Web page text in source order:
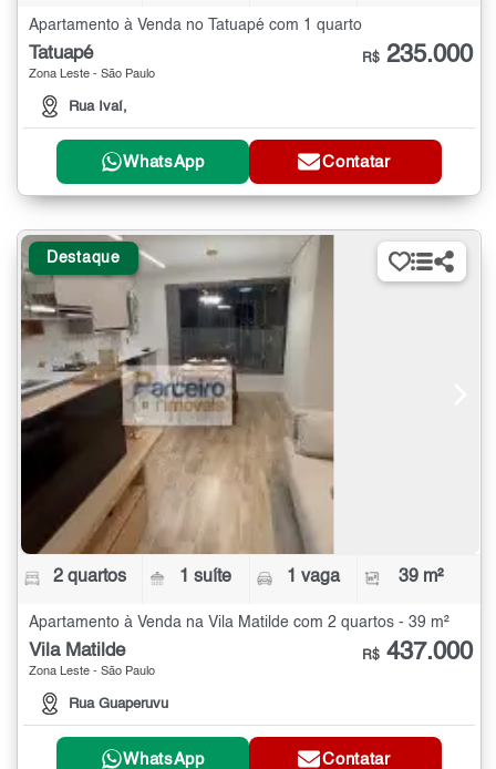
Apartamento à Venda no Tatuapé com 1 quarto
Tatuapé
Zona Leste - São Paulo
Rua Ivaí,
R$ 235.000
WhatsApp Contatar
Destaque
2 quartos 1 suíte 1 vaga 39 m²
Apartamento à Venda na Vila Matilde com 2 quartos - 39 m²
Vila Matilde
Zona Leste - São Paulo
Rua Guaperuvu
R$ 437.000
WhatsApp Contatar